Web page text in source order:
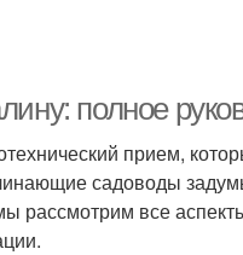
полное
прием,
садоводы
рассмотрим все